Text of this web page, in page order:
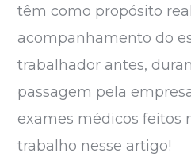
têm como propósito
acompanhamento do
trabalhador antes,
passagem pela
exames médicos feitos
trabalho nesse artigo!